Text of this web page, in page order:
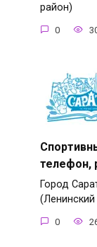
район)
0
телефон,
Город
0